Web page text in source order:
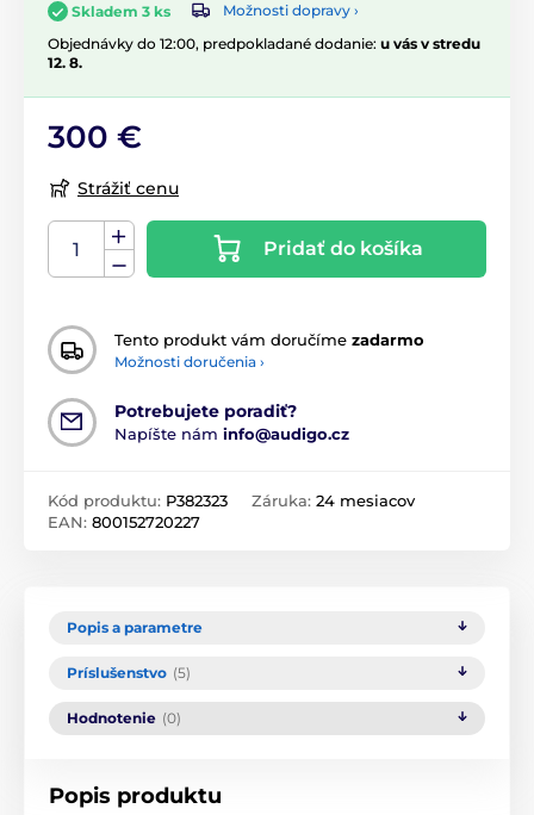
Skladem 3 ks
Možnosti dopravy ›
Objednávky do 12:00, predpokladané dodanie: u vás v stredu
12. 8.
300 €
Strážiť cenu
Pridať do košíka
Tento produkt vám doručíme zadarmo
Možnosti doručenia ›
Potrebujete poradiť?
Napíšte nám info@audigo.cz
Kód produktu: P382323
EAN: 800152720227
Záruka: 24 mesiacov
Popis a parametre
Príslušenstvo (5)
Hodnotenie (0)
Popis produktu